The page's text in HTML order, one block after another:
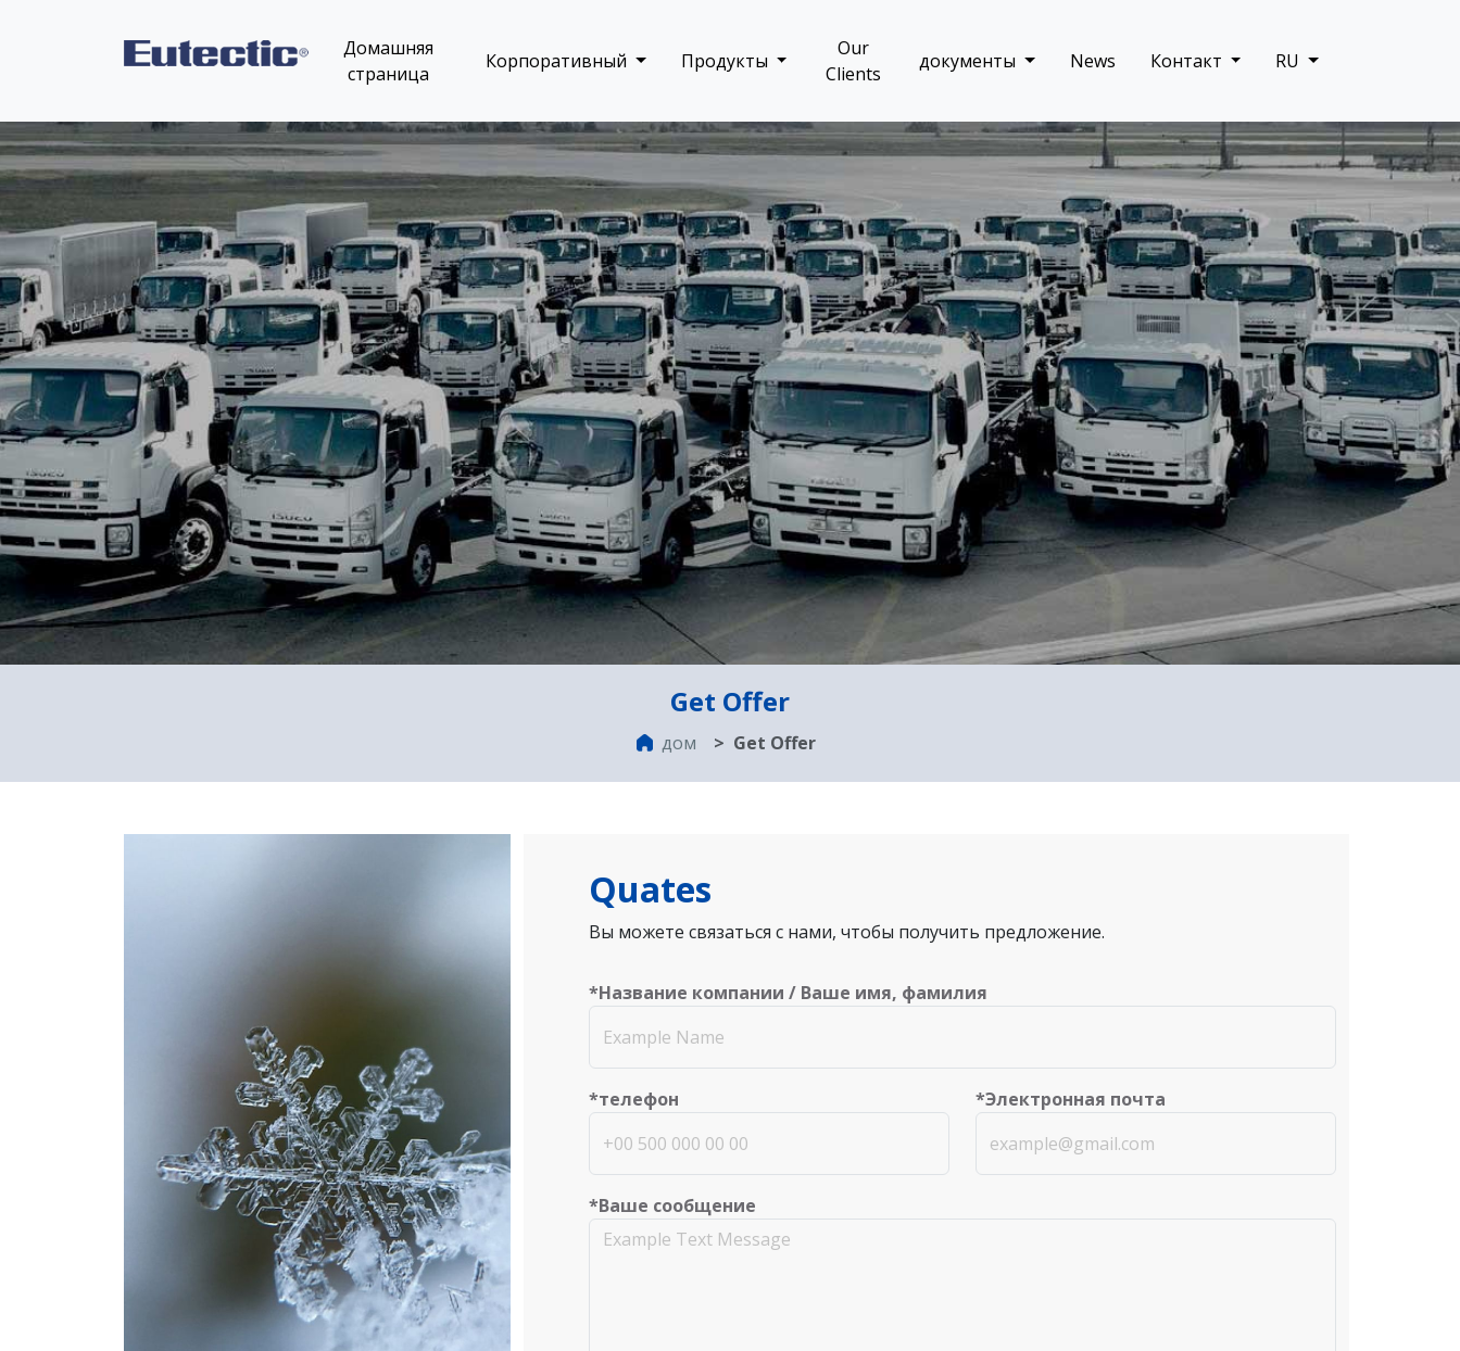
Домашняя
страница
Корпоративный Продукты
Our
Clients
документы News Контакт RU
Get Offer
дом Get Offer
Quates
Вы можете связаться с нами, чтобы получить предложение.
*Название компании / Ваше имя, фамилия
*телефон *Электронная почта
*Ваше сообщение